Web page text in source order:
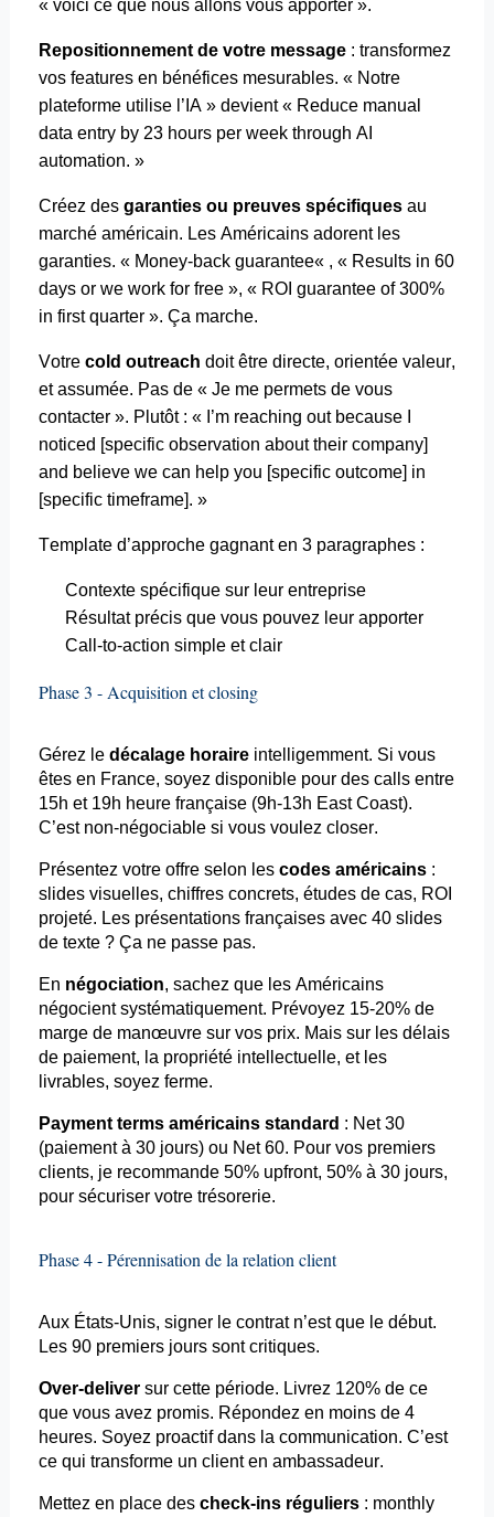
« voici ce que nous allons vous apporter ».
Repositionnement de votre message: transformez
vos featuresen bénéfices mesurables. « Notre
plateforme utilise l’IA » devient « Reduce manual
data entry by 23 hoursper week through AI
automation. »
Créez des garanties ou preuves spécifiquesau
marché américain. Les Américains adorent les
garanties. « Money-back guarantee« , « Resultsin 60
daysor we workfor free », « ROI guaranteeof 300%
in first quarter ». Ça marche.
Votre cold outreach doit être directe, orientée valeur,
et assumée. Pas de « Je me permets de vous
contacter ». Plutôt : « I’m reaching out becauseI
noticed [specificobservation abouttheir company]
and believe wecan help you [specific outcome] in
[specific timeframe]. »
Template d’approche gagnant en 3 paragraphes :
Contexte spécifique sur leur entreprise
Résultat précis que vous pouvez leur apporter
Call-to-action simple et clair
Phase 3 - Acquisition etclosing
Gérez le décalage horaireintelligemment. Si vous
êtes en France, soyez disponible pour des calls entre
15h et 19h heure française (9h-13h EastCoast).
C’est non-négociable si vous voulez closer.
Présentez votre offre selon les codes américains:
slides visuelles, chiffres concrets, études de cas, ROI
projeté. Les présentations françaises avec 40 slides
de texte ? Ça ne passe pas.
En négociation, sachez que les Américains
négocient systématiquement. Prévoyez 15-20% de
marge de manœuvre sur vos prix. Mais sur les délais
de paiement, la propriété intellectuelle, et les
livrables, soyez ferme.
Payment termsaméricains standard : Net 30
(paiement à 30 jours) ou Net 60. Pour vos premiers
clients, je recommande 50% upfront, 50% à 30 jours,
pour sécuriser votre trésorerie.
Phase 4 - Pérennisation de la relation client
Aux États-Unis, signer le contrat n’est que le début.
Les 90 premiers jours sont critiques.
Over-deliversur cette période. Livrez 120% de ce
que vous avez promis. Répondez en moins de 4
heures. Soyez proactif dans la communication. C’est
ce qui transforme un client en ambassadeur.
Mettez en place des check-ins réguliers: monthly